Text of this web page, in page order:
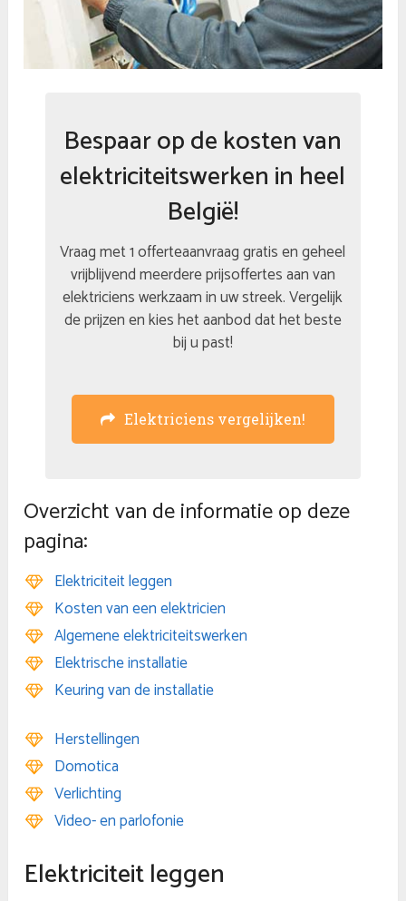
Bespaar op de kosten van
elektriciteitswerken in heel
België!
Vraag met 1 offerteaanvraag gratis en geheel
vrijblijvend meerdere prijsoffertes aan van
elektriciens werkzaam in uw streek. Vergelijk
de prijzen en kies het aanbod dat het beste
bij u past!
Elektriciens vergelijken!
Overzicht van de informatie op deze
pagina:
Elektriciteit leggen
Kosten van een elektricien
Algemene elektriciteitswerken
Elektrische installatie
Keuring van de installatie
Herstellingen
Domotica
Verlichting
Video- en parlofonie
Elektriciteit leggen